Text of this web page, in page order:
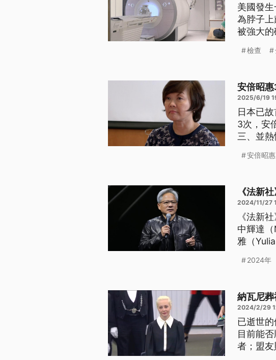
美國發
為脖子
被強大的
檢查
安倍昭
2025/6/19
日本已
3次，安
三、並
安倍昭惠
《法新
2024/11/27
《法新
中輝達
雅（
2024年
納瓦尼
2024/2/29
已逝世
目前能
者；盟友